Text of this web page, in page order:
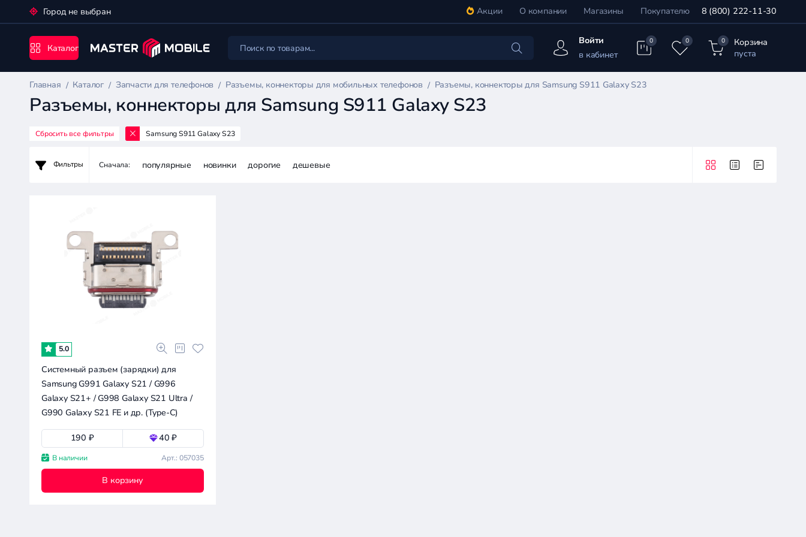
Город не выбран Акции О компании Магазины Покупателю 8 (800) 222-11-30
Каталог
Войти
в кабинет
0 0 0
Корзина
пуста
Главная Каталог Запчасти для телефонов Разъемы, коннекторы для мобильных телефонов Разъемы, коннекторы для Samsung S911 Galaxy S23
Разъемы, коннекторы для Samsung S911 Galaxy S23
для
телефонов
Все производители
Apple
Google
Huawei
Infinix
Samsung S911 Galaxy S23
Сбросить
все
фильтры
Сбросить все фильтры Samsung S911 Galaxy S23
Фильтры Сначала: популярные новинки дорогие дешевые
5.0
Системный разъем (зарядки) для
Samsung G991 Galaxy S21 / G996
Galaxy S21+ / G998 Galaxy S21 Ultra /
G990 Galaxy S21 FE и др. (Type-C)
190 ₽ 40 ₽
В наличии Арт.: 057035
В корзину